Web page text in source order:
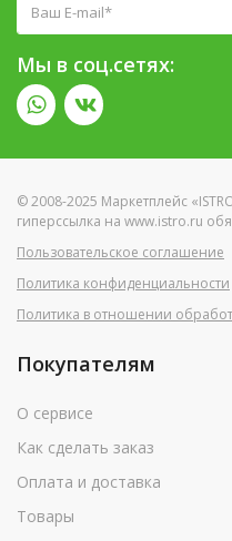
Мы в соц.сетях:
© 2008-2025 Маркетплейс
гиперссылка на www.istro.ru
Пользовательское соглашение
Политика конфиденциальности
Политика в отношении
Покупателям
О сервисе
Как сделать заказ
Оплата и доставка
Товары